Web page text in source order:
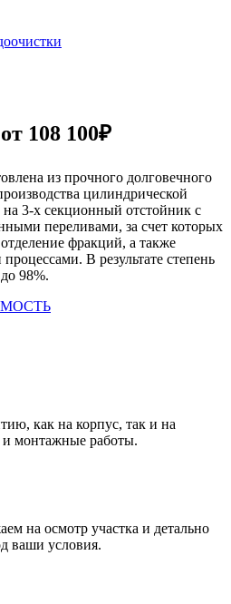
108 100₽
из прочного долговечного
цилиндрической
3-х секционный отстойник с
переливами, за счет которых
фракций, а также
В результате степень
98%.
как на корпус, так и на
и монтажные работы.
на осмотр участка и детально
ваши условия.